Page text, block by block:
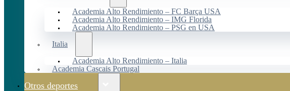
Academia Alto Rendimiento – FC Barça USA
Academia Alto Rendimiento – IMG Florida
Academia Alto Rendimiento – PSG en USA
Italia
Academia Alto Rendimiento – Italia
Academia Cascais Portugal
Otros deportes